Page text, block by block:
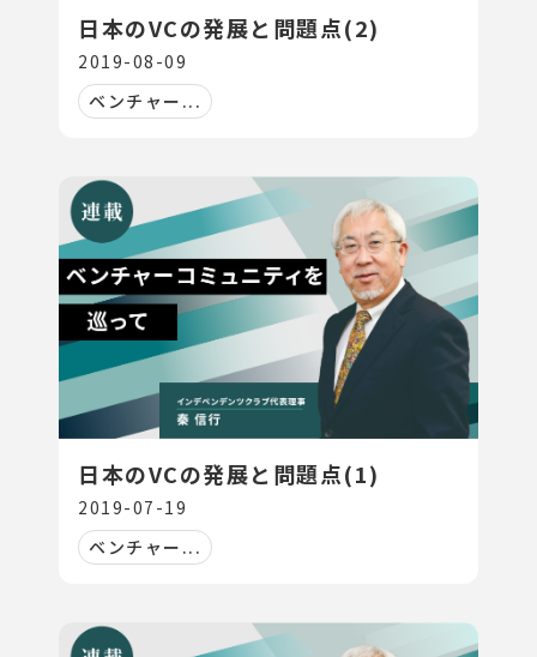
日本のVCの発展と問題点(2)
2019-08-09
ベンチャー...
日本のVCの発展と問題点(1)
2019-07-19
ベンチャー...